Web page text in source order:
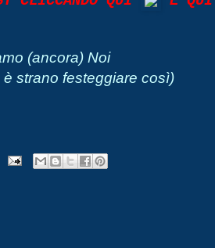
(ancora) Noi
strano festeggiare così)